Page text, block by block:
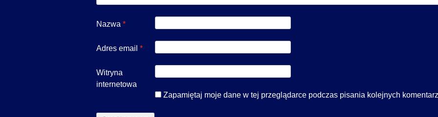
Nazwa *
Adres email *
Witryna
internetowa
Zapamiętaj moje dane w tej przeglądarce podczas pisania kolejnych